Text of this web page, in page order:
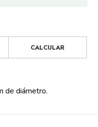
CALCULAR
de diámetro.